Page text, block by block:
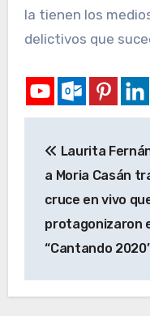
la tienen los
delictivos que
Laurita
a Moria Casán
cruce en vivo
protagonizaron
“Cantando